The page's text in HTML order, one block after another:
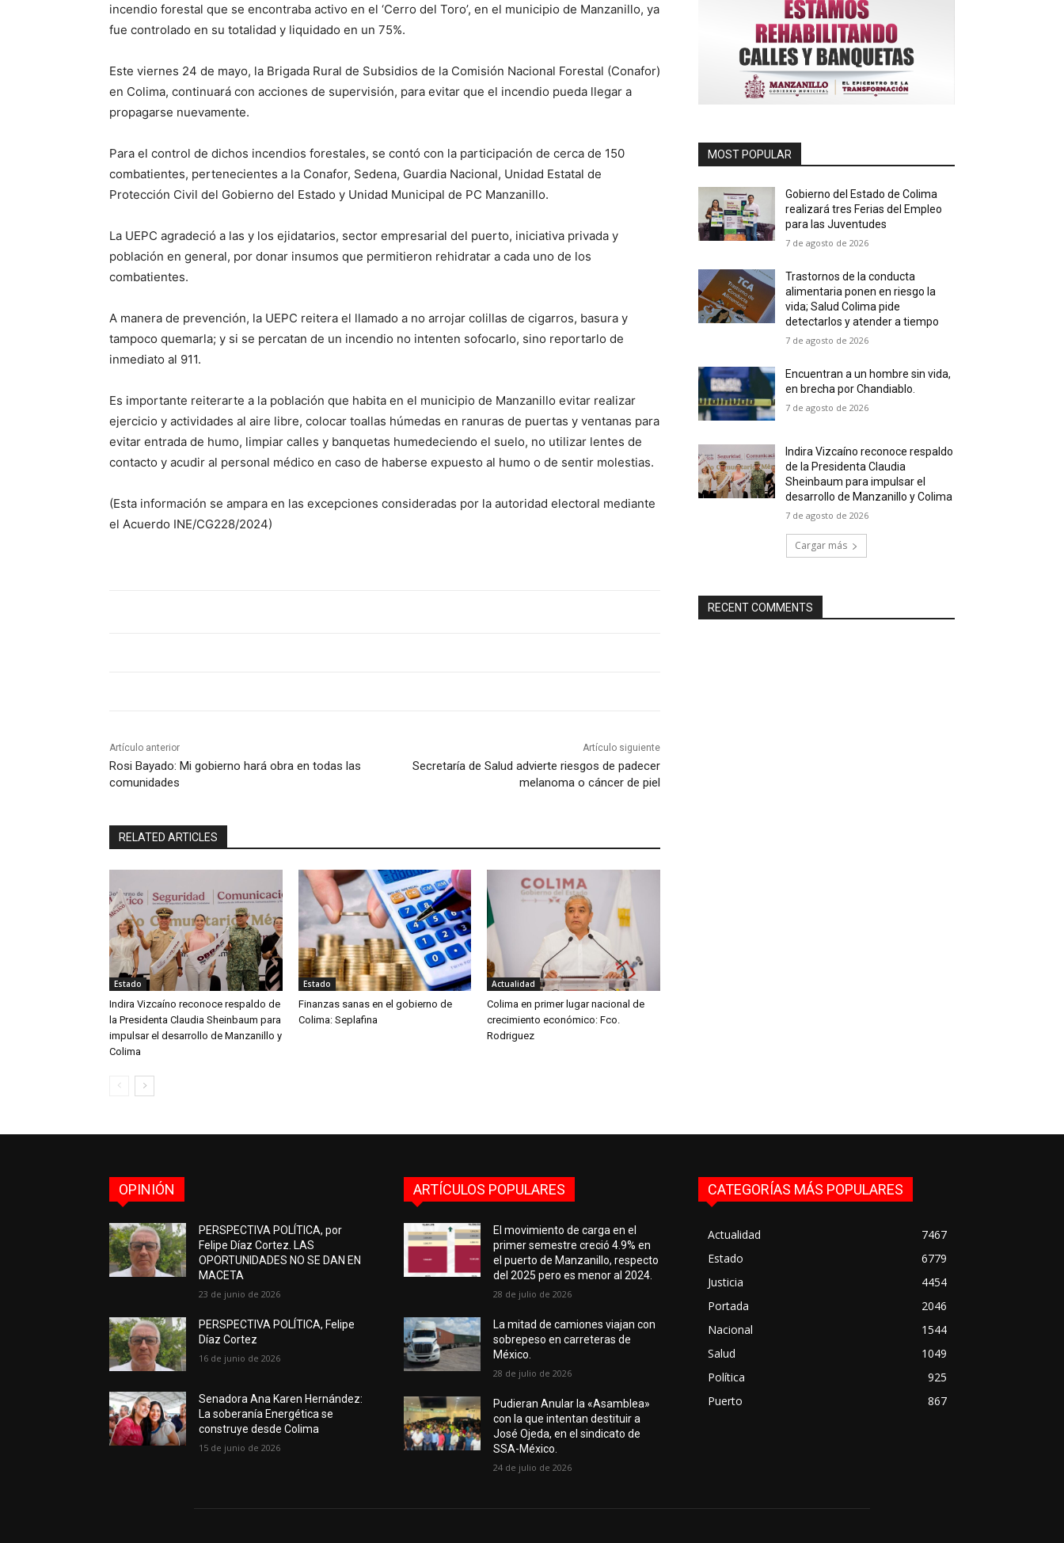
incendio forestal que se encontraba activo en el ‘Cerro del Toro’, en el municipio de Manzanillo, ya
fue controlado en su totalidad y liquidado en un 75%.
Este viernes 24 de mayo, la Brigada Rural de Subsidios de la Comisión Nacional Forestal (Conafor)
en Colima, continuará con acciones de supervisión, para evitar que el incendio pueda llegar a
propagarse nuevamente.
Para el control de dichos incendios forestales, se contó con la participación de cerca de 150
combatientes, pertenecientes a la Conafor, Sedena, Guardia Nacional, Unidad Estatal de
Protección Civil del Gobierno del Estado y Unidad Municipal de PC Manzanillo.
La UEPC agradeció a las y los ejidatarios, sector empresarial del puerto, iniciativa privada y
población en general, por donar insumos que permitieron rehidratar a cada uno de los
combatientes.
A manera de prevención, la UEPC reitera el llamado a no arrojar colillas de cigarros, basura y
tampoco quemarla; y si se percatan de un incendio no intenten sofocarlo, sino reportarlo de
inmediato al 911.
Es importante reiterarte a la población que habita en el municipio de Manzanillo evitar realizar
ejercicio y actividades al aire libre, colocar toallas húmedas en ranuras de puertas y ventanas para
evitar entrada de humo, limpiar calles y banquetas humedeciendo el suelo, no utilizar lentes de
contacto y acudir al personal médico en caso de haberse expuesto al humo o de sentir molestias.
(Esta información se ampara en las excepciones consideradas por la autoridad electoral mediante
el Acuerdo INE/CG228/2024)
Artículo anterior
Rosi Bayado: Mi gobierno hará obra en todas las
comunidades
Artículo siguiente
Secretaría de Salud advierte riesgos de padecer
melanoma o cáncer de piel
RELATED ARTICLES
Estado
Indira Vizcaíno reconoce respaldo de
la Presidenta Claudia Sheinbaum para
impulsar el desarrollo de Manzanillo y
Colima
Estado
Finanzas sanas en el gobierno de
Colima: Seplafina
Actualidad
Colima en primer lugar nacional de
crecimiento económico: Fco.
Rodriguez
MOST POPULAR
Gobierno del Estado de Colima
realizará tres Ferias del Empleo
para las Juventudes
7 de agosto de 2026
Trastornos de la conducta
alimentaria ponen en riesgo la
vida; Salud Colima pide
detectarlos y atender a tiempo
7 de agosto de 2026
Encuentran a un hombre sin vida,
en brecha por Chandiablo.
7 de agosto de 2026
Indira Vizcaíno reconoce respaldo
de la Presidenta Claudia
Sheinbaum para impulsar el
desarrollo de Manzanillo y Colima
7 de agosto de 2026
Cargar más
RECENT COMMENTS
OPINIÓN
PERSPECTIVA POLÍTICA, por
Felipe Díaz Cortez. LAS
OPORTUNIDADES NO SE DAN EN
MACETA
23 de junio de 2026
PERSPECTIVA POLÍTICA, Felipe
Díaz Cortez
16 de junio de 2026
Senadora Ana Karen Hernández:
La soberanía Energética se
construye desde Colima
15 de junio de 2026
ARTÍCULOS POPULARES
El movimiento de carga en el
primer semestre creció 4.9% en
el puerto de Manzanillo, respecto
del 2025 pero es menor al 2024.
28 de julio de 2026
La mitad de camiones viajan con
sobrepeso en carreteras de
México.
28 de julio de 2026
Pudieran Anular la «Asamblea»
con la que intentan destituir a
José Ojeda, en el sindicato de
SSA-México.
24 de julio de 2026
CATEGORÍAS MÁS POPULARES
Actualidad
7467
Estado
6779
Justicia
4454
Portada
2046
Nacional
1544
Salud
1049
Política
925
Puerto
867